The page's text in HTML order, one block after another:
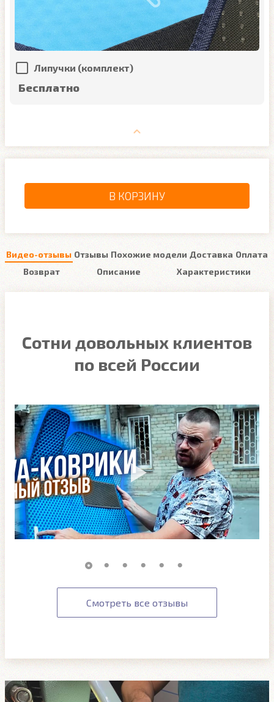
Липучки (комплект)
Бесплатно
В КОРЗИНУ
Видео-отзывы Отзывы Похожие модели Доставка Оплата
Возврат
Описание Характеристики
Сотни довольных клиентов
по всей России
Смотреть все отзывы